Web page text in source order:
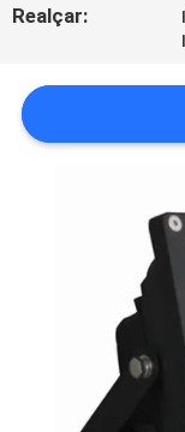
DO
SITE
Realçar: